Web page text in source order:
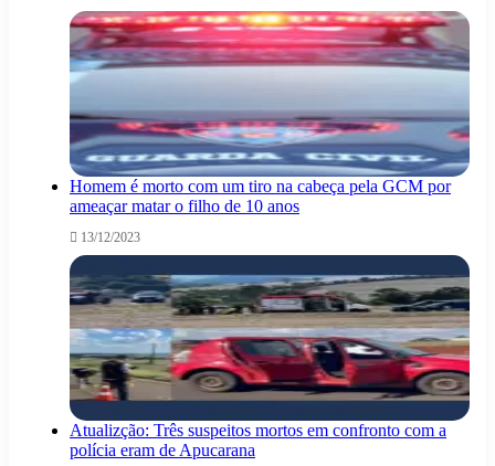
Homem é morto com um tiro na cabeça pela GCM por
ameaçar matar o filho de 10 anos
13/12/2023
Atualizção: Três suspeitos mortos em confronto com a
polícia eram de Apucarana